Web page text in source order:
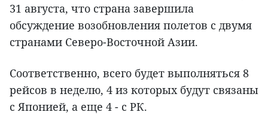
31 августа, что страна завершила
обсуждение возобновления полетов с двумя
странами Северо-Восточной Азии.
Соответственно, всего будет выполняться 8
рейсов в неделю, 4 из которых будут связаны
с Японией, а еще 4 - с РК.